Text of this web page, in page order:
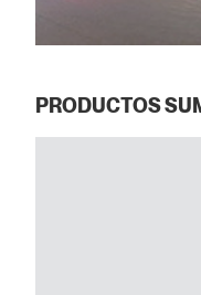
PRODUCTOS